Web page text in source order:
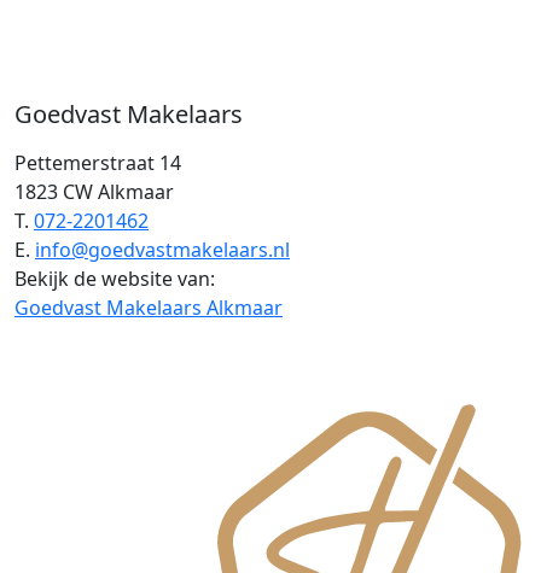
Goedvast Makelaars
Pettemerstraat 14
1823 CW Alkmaar
T. 072-2201462
E. info@goedvastmakelaars.nl
Bekijk de website van:
Goedvast Makelaars Alkmaar